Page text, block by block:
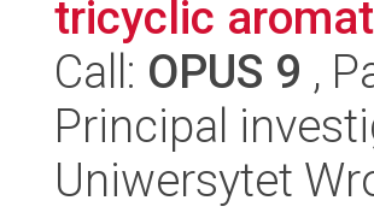
tricyclic
Call: OPUS 9 ,
Principal
Uniwersytet